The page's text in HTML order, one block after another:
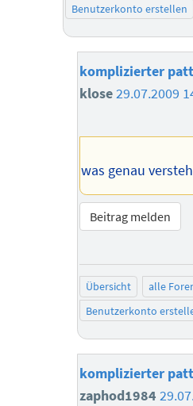
Benutzerkonto erstellen
komplizierter
klose29.07.2009
was genau
Beitrag melden
Übersicht alle
Benutzerkonto
komplizierter
zaphod1984